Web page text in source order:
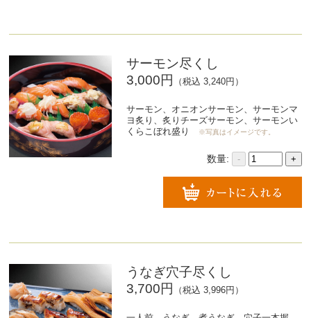
サーモン尽くし
3,000円
（税込 3,240円）
サーモン、オニオンサーモン、サーモンマ
ヨ炙り、炙りチーズサーモン、サーモンい
くらこぼれ盛り
※写真はイメージです。
数量: - +
うなぎ穴子尽くし
3,700円
（税込 3,996円）